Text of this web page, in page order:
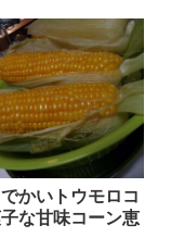
かいトウモロコ
な甘味コーン恵